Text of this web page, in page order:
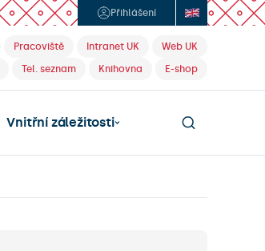
Přihlášení
Pracoviště Intranet UK
Web UK
Tel. seznam Knihovna E-shop
Vnitřní záležitosti